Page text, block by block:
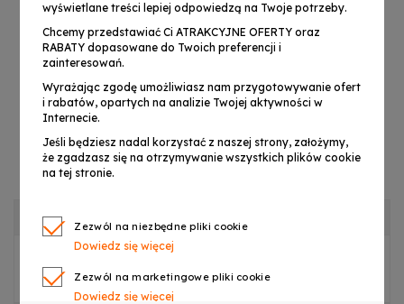
OPIS PRODUKTU
LIGHT4ME MOVING HEAD 230W - PŁYTA NAPĘDU
wyświetlane treści lepiej odpowiedzą na Twoje potrzeby.
Chcemy przedstawiać Ci ATRAKCYJNE OFERTY oraz
RABATY dopasowane do Twoich preferencji i
zainteresowań.
Wyrażając zgodę umożliwiasz nam przygotowywanie ofert
i rabatów, opartych na analizie Twojej aktywności w
Internecie.
Jeśli będziesz nadal korzystać z naszej strony, założymy,
że zgadzasz się na otrzymywanie wszystkich plików cookie
na tej stronie.
Zezwól na niezbędne pliki cookie
Dowiedz się więcej
Zezwól na marketingowe pliki cookie
Dowiedz się więcej